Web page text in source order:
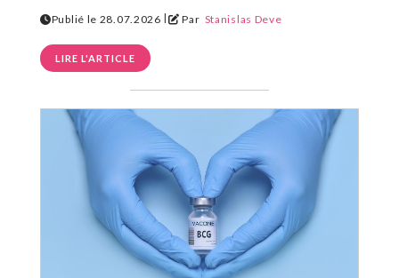
Publié le 28.07.2026 | Par Stanislas Deve
LIRE L'ARTICLE